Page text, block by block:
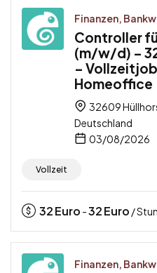
Finanzen,
Controller
(m/w/d) –
–
Homeoffice
32609
Deutschland
03/08/2026
Vollzeit
32Euro -32Euro /
Finanzen,